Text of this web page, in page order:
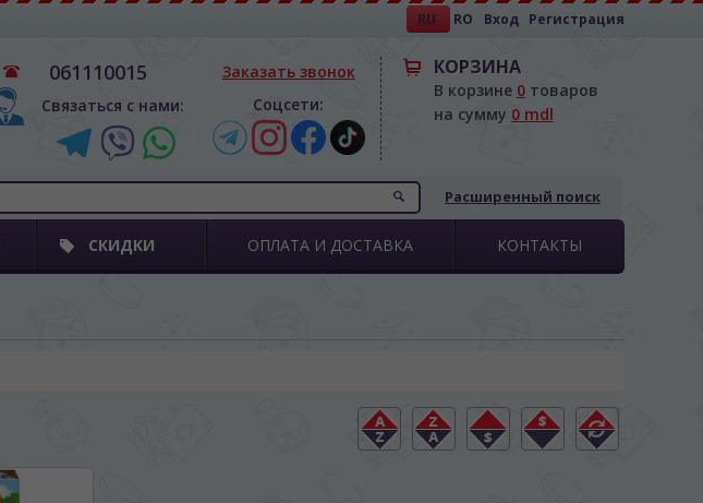
RU RO Вход Регистрация
061110015
Связаться с нами:
Заказать звонок
Соцсети:
КОРЗИНА
В корзине 0товаров
на сумму 0 mdl
Расширенный поиск
СКИДКИ ОПЛАТА И ДОСТАВКА КОНТАКТЫ